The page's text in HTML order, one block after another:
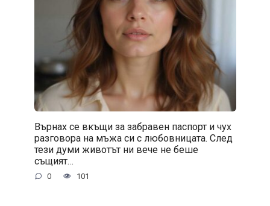
Върнах се вкъщи за забравен паспорт и чух
разговора на мъжа си с любовницата. След
тези думи животът ни вече не беше
същият…
0 101